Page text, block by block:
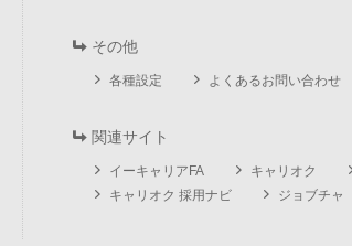
その他
各種設定 よくあるお問い合わせ
関連サイト
イーキャリアFA キャリオク
キャリオク 採用ナビ
ジョブチャ